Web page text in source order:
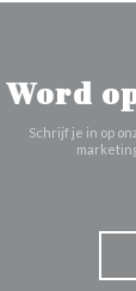
Word
Schrijf je in op